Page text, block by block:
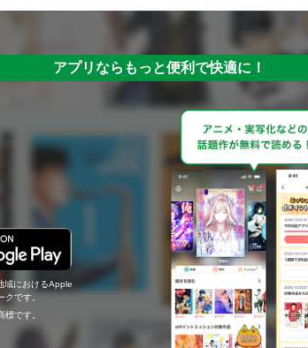
アプリならもっと便利で快適に！
域におけるApple
です。
です。